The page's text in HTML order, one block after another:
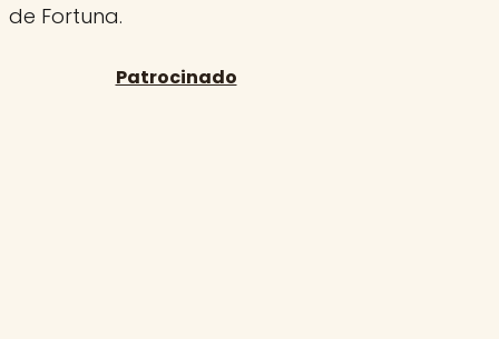
de Fortuna.